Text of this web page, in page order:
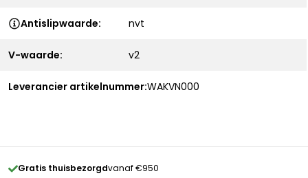
Antislipwaarde: nvt
V-waarde: v2
Leverancier artikelnummer:WAKVN000
Gratis thuisbezorgdvanaf €950